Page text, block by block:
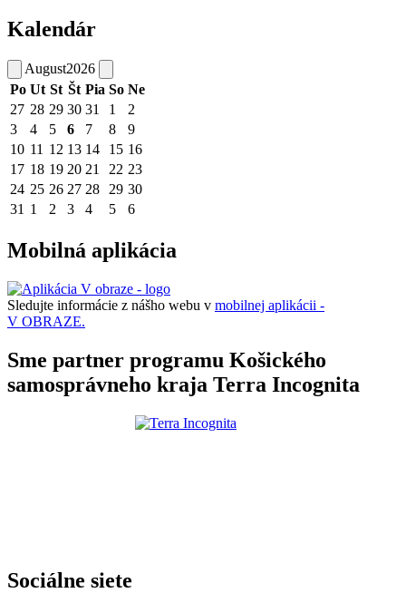
Kalendár
August2026
Po Ut St Št Pia So Ne
27 28 29 30 31 1
2
3
4 5 6 7 8
9
10 11 12 13 14 15 16
17 18 19 20 21 22 23
24 25 26 27 28 29 30
31 1 2 3 4 5 6
Mobilná aplikácia
Sledujte informácie z nášho webu v mobilnej aplikácii -
V OBRAZE.
Sme partner programu Košického
samosprávneho kraja Terra Incognita
Sociálne siete